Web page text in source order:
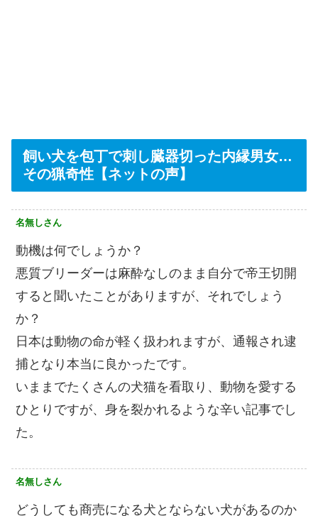
飼い犬を包丁で刺し臓器切った内縁男女…
その猟奇性【ネットの声】
名無しさん
動機は何でしょうか？
悪質ブリーダーは麻酔なしのまま自分で帝王切開
すると聞いたことがありますが、それでしょう
か？
日本は動物の命が軽く扱われますが、通報され逮
捕となり本当に良かったです。
いままでたくさんの犬猫を看取り、動物を愛する
ひとりですが、身を裂かれるような辛い記事でし
た。
名無しさん
どうしても商売になる犬とならない犬があるのか